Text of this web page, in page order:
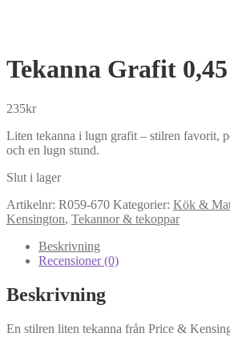
Tekanna Grafit
235kr
Liten tekanna i lugn grafit – stilren favorit,
och en lugn stund.
Slut i lager
Artikelnr: R059-670 Kategorier: Kök &
Kensington, Tekannor & tekoppar
Beskrivning
Recensioner (0)
Beskrivning
En stilren liten tekanna från Price &